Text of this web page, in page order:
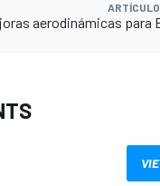
aerodinámicas para